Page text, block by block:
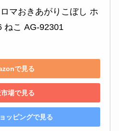
マおきあがりこぼし ホ
ねこ AG-92301
で見る
場で見る
ッピングで見る